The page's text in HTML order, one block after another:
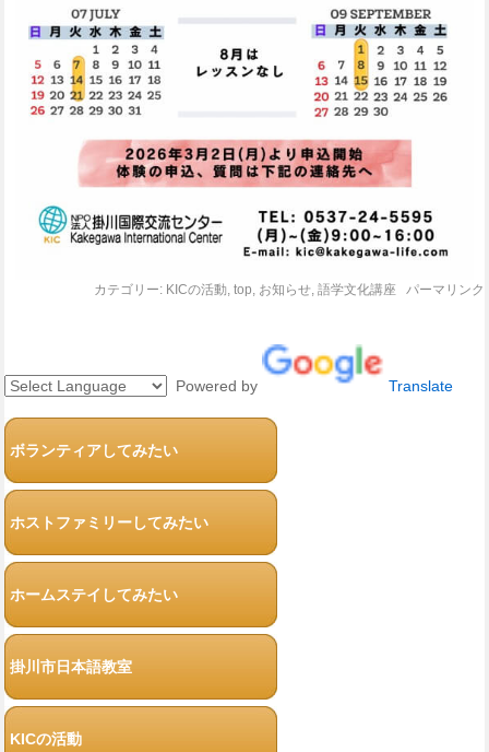
カテゴリー: KICの活動 top お知らせ, 語学文化講座 パーマリンク
Powered by Translate
ボランティアしてみたい
ホストファミリーしてみたい
ホームステイしてみたい
掛川市日本語教室
KICの活動